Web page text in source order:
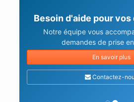
Besoin d'aide pour vos
Notre équipe vous
demandes de prise
En savoir plus
Contactez-